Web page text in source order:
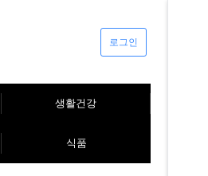
로그인
생활건강
식품